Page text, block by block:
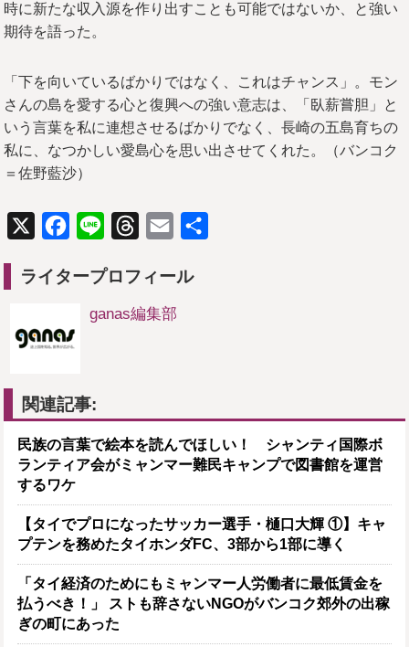
時に新たな収入源を作り出すことも可能ではないか、と強い
期待を語った。
「下を向いているばかりではなく、これはチャンス」。モン
さんの島を愛する心と復興への強い意志は、「臥薪嘗胆」と
いう言葉を私に連想させるばかりでなく、長崎の五島育ちの
私に、なつかしい愛島心を思い出させてくれた。（バンコク
＝佐野藍沙）
X Facebook
Line ThreadsEmail
ライタープロフィール
ganas編集部
関連記事:
民族の言葉で絵本を読んでほしい！ シャンティ国際ボ
ランティア会がミャンマー難民キャンプで図書館を運営
するワケ
【タイでプロになったサッカー選手・樋口大輝 ①】キャ
プテンを務めたタイホンダFC、3部から1部に導く
「タイ経済のためにもミャンマー人労働者に最低賃金を
払うべき！」 ストも辞さないNGOがバンコク郊外の出稼
ぎの町にあった